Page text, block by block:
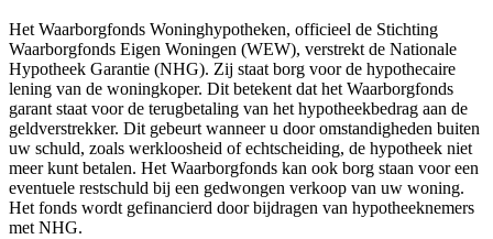
Het Waarborgfonds Woninghypotheken, officieel de Stichting
Waarborgfonds Eigen Woningen (WEW), verstrekt de Nationale
Hypotheek Garantie (NHG). Zij staat borg voor de hypothecaire
lening van de woningkoper. Dit betekent dat het Waarborgfonds
garant staat voor de terugbetaling van het hypotheekbedrag aan de
geldverstrekker. Dit gebeurt wanneer u door omstandigheden buiten
uw schuld, zoals werkloosheid of echtscheiding, de hypotheek niet
meer kunt betalen. Het Waarborgfonds kan ook borg staan voor een
eventuele restschuld bij een gedwongen verkoop van uw woning.
Het fonds wordt gefinancierd door bijdragen van hypotheeknemers
met NHG.